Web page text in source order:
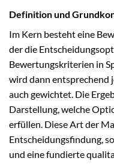
Definition und
Im Kern besteht eine
der die
Bewertungskriterien in
wird dann
auch gewichtet. Die
Darstellung, welche
erfüllen. Diese Art der
Entscheidungsfindung,
und eine fundierte